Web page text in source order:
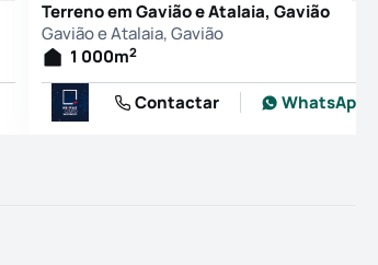
Terreno em Gavião e Atalaia, Gavião
Gavião e Atalaia, Gavião
1 000m2
Contactar WhatsApp